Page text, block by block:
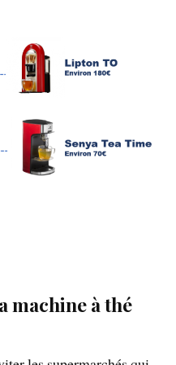
machine à thé